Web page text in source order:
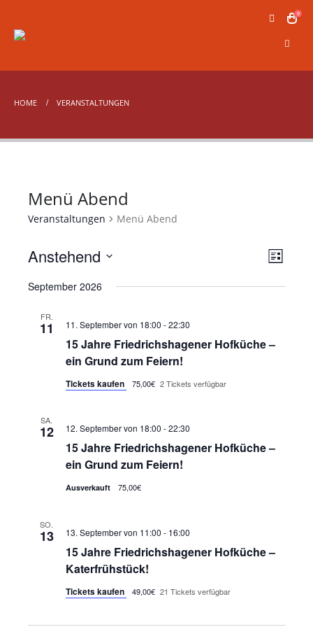
0
HOME VERANSTALTUNGEN
Menü Abend
Veranstaltungen Menü Abend
Liste
Anstehend
wählen.
September 2026
FR.
11 11. September von 18:00 -22:30
15 Jahre Friedrichshagener Hofküche –
ein Grund zum Feiern!
Tickets kaufen 75,00€ 2 Tickets verfügbar
SA.
12 12. September von 18:00 -22:30
15 Jahre Friedrichshagener Hofküche –
ein Grund zum Feiern!
Ausverkauft 75,00€
SO.
13 13. September von 11:00 - 16:00
15 Jahre Friedrichshagener Hofküche –
Katerfrühstück!
Tickets kaufen 49,00€ 21 Tickets verfügbar